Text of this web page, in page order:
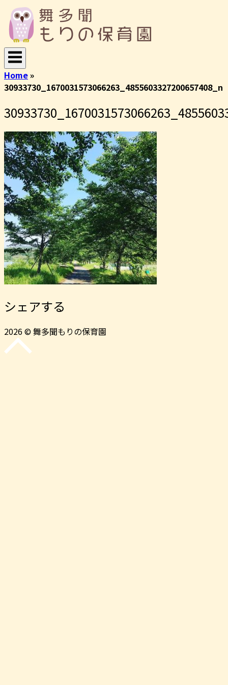
ン
テ
ン
ツ
へ
ス
ッ
プ
ー
ム
Home»
30933730_1670031573066263_4855603327200657408_n
シェアする
2026 © 舞多聞もりの保育園
先
頭